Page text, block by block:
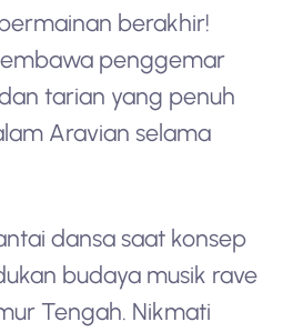
berakhir!
penggemar
tarian yang penuh
Aravian selama
dansa saat konsep
budaya musik rave
Tengah. Nikmati